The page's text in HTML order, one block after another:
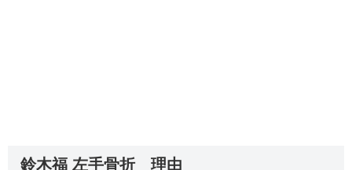
鈴木福 左手骨折 理由